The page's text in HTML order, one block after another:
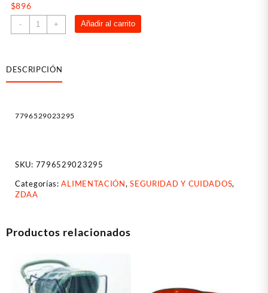
$896
-
Vaso
Mediano
Luna
cantidad
+ Añadir al carrito
DESCRIPCIÓN
7796529023295
SKU: 7796529023295
Categorías:ALIMENTACIÓN,SEGURIDAD Y CUIDADOS,
ZDAA
Productos relacionados